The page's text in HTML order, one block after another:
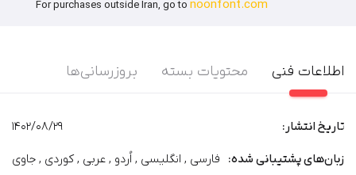
For purchases outside Iran, go to noonfont.com
اطلاعات فنی محتویات بسته بروزرسانی‌ها
تاریخ انتشار: 1402/08/29
زبان‌های پشتیبانی شده: فارسی , انگلیسی , اُردو , عربی , کوردی , جاوی